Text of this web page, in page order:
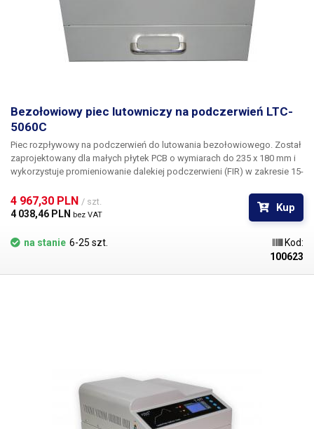
Bezołowiowy piec lutowniczy na podczerwień LTC-
5060C
Piec rozpływowy na podczerwień do lutowania bezołowiowego. Został
zaprojektowany dla małych płytek PCB o wymiarach do 235 x 180 mm i
wykorzystuje promieniowanie dalekiej podczerwieni (FIR) w zakresie 15-
podgrzewania i ponownego rozpływu stopu lutowniczego w celu
utworzenia połączeń lutowanych. Po nałożeniu pasty lutowniczej i
osadzeniu komponentów na płytce drukowanej, złącza lutownicze są
formowane poprzez podgrzanie zespołu dzięki energii cieplnej
promieniowania padającego na punkty lutownicze i ich otoczenie.
4 967,30 PLN / szt.
4 038,46 PLN bez VAT
Kup
na stanie 6-25 szt.
Kod:
100623